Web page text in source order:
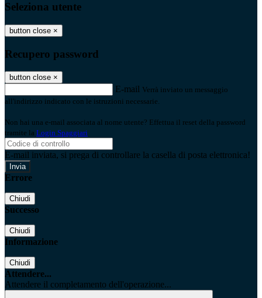
Seleziona utente
button close ×
Recupero password
button close ×
E-mail Verrà inviato un messaggio
all'indirizzo indicato con le istruzioni necessarie.
Non hai una e-mail associata al nome utente? Effettua il reset della password
tramite la Login Spaggiari
E-mail inviata, si prega di controllare la casella di posta elettronica!
Errore
Chiudi
Successo
Chiudi
Informazione
Chiudi
Attendere...
Attendere il completamento dell'operazione...